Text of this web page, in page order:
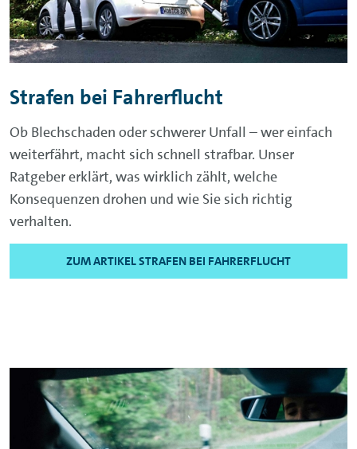
Strafen bei Fahrerflucht
Ob Blechschaden oder schwerer Unfall – wer einfach
weiterfährt, macht sich schnell strafbar. Unser
Ratgeber erklärt, was wirklich zählt, welche
Konsequenzen drohen und wie Sie sich richtig
verhalten.
ZUM ARTIKEL STRAFEN BEI FAHRERFLUCHT